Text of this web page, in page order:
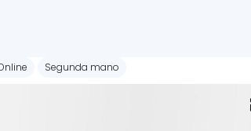
Segunda mano